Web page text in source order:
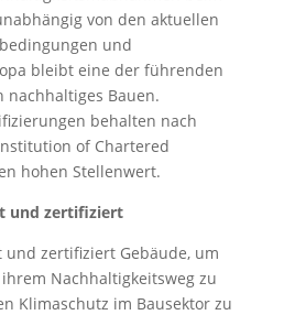
von den aktuellen
und
bleibt eine der führenden
nachhaltiges Bauen.
behalten nach
of Chartered
hohen Stellenwert.
und zertifiziert
und zertifiziert Gebäude, um
Nachhaltigkeitsweg zu
Klimaschutz im Bausektor zu